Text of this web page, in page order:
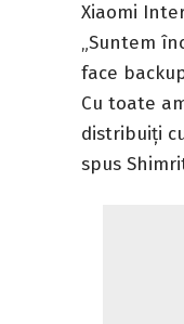
Xiaomi
„Suntem
face
Cu toate
distribuiți
spus